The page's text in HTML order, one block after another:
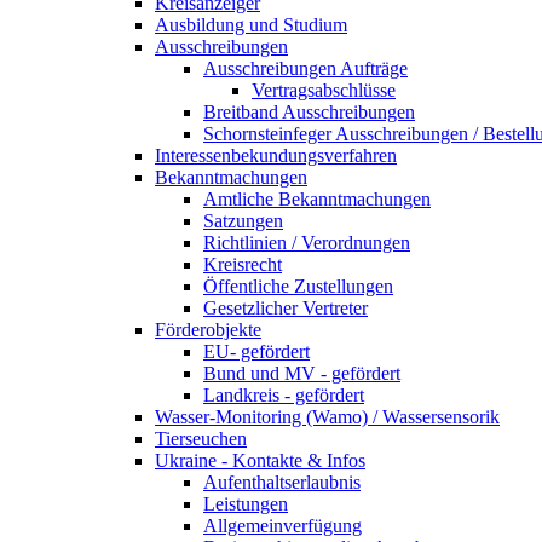
Ausbildung und Studium
Ausschreibungen
Ausschreibungen Aufträge
Vertragsabschlüsse
Breitband Ausschreibungen
Schornsteinfeger Ausschreibungen /
Interessenbekundungsverfahren
Bekanntmachungen
Amtliche Bekanntmachungen
Satzungen
Richtlinien / Verordnungen
Kreisrecht
Öffentliche Zustellungen
Gesetzlicher Vertreter
Förderobjekte
EU- gefördert
Bund und MV - gefördert
Landkreis - gefördert
Wasser-Monitoring (Wamo) / Wassersensorik
Tierseuchen
Ukraine - Kontakte & Infos
Aufenthaltserlaubnis
Leistungen
Allgemeinverfügung